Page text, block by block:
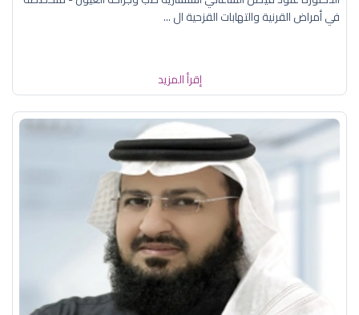
في أمراض القرنية والتهابات القزحية ال ...
إقرأ المزيد